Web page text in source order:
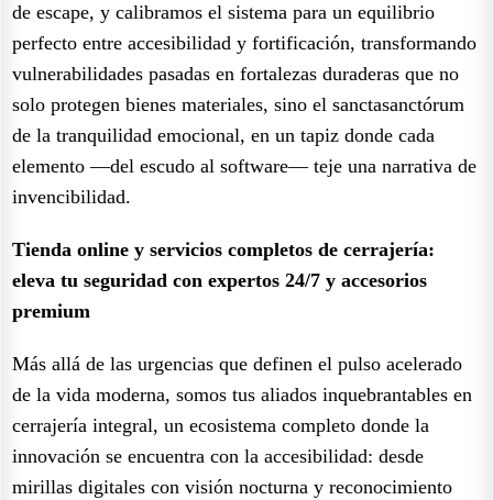
de escape, y calibramos el sistema para un equilibrio
perfecto entre accesibilidad y fortificación, transformando
vulnerabilidades pasadas en fortalezas duraderas que no
solo protegen bienes materiales, sino el sanctasanctórum
de la tranquilidad emocional, en un tapiz donde cada
elemento —del escudo al software— teje una narrativa de
invencibilidad.
Tienda online y servicios completos de cerrajería:
eleva tu seguridad con expertos 24/7 y accesorios
premium
Más allá de las urgencias que definen el pulso acelerado
de la vida moderna, somos tus aliados inquebrantables en
cerrajería integral, un ecosistema completo donde la
innovación se encuentra con la accesibilidad: desde
mirillas digitales con visión nocturna y reconocimiento